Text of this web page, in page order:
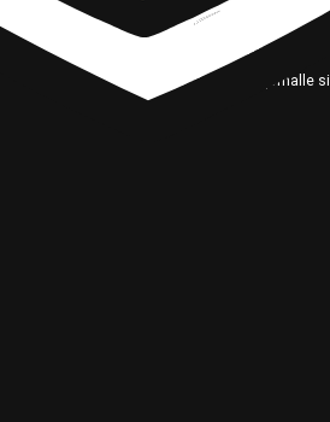
SJK
SJK Akatemia
SJK Juniorit (omalle